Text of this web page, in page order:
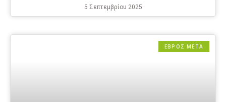
5 Σεπτεμβρίου 2025
ΕΒΡΟΣ ΜΕΤΑ